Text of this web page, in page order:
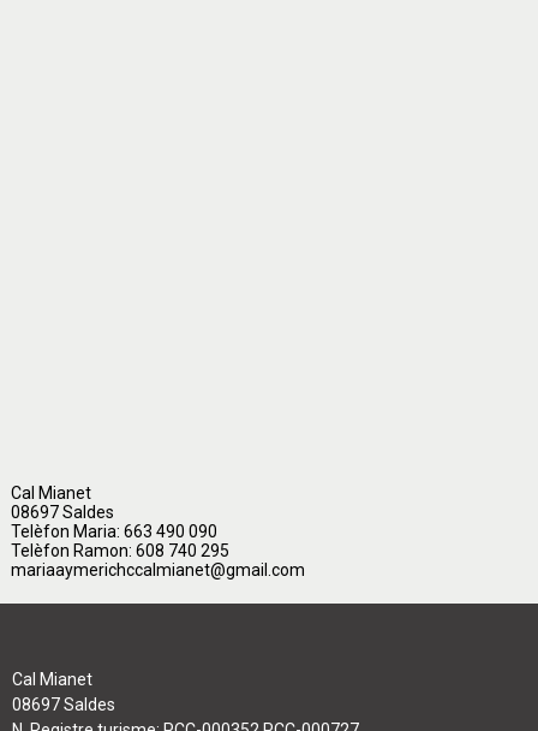
Cal Mianet
08697 Saldes
Telèfon Maria: 663 490 090
Telèfon Ramon: 608 740 295
mariaaymerichccalmianet@gmail.com
Cal Mianet
08697 Saldes